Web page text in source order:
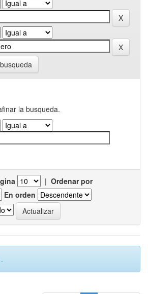
la busqueda.
| Ordenar por
En orden